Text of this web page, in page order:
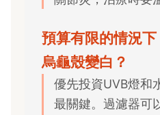
預算有限的情況
烏龜殼變白？
優先投資UVB燈和
最關鍵。過濾器可